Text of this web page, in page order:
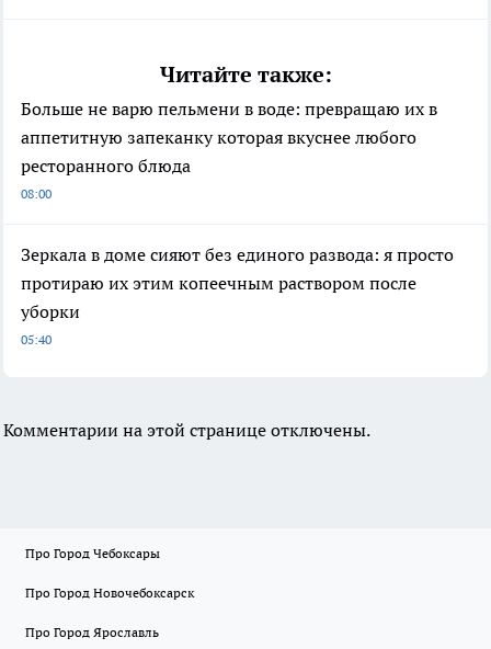
Читайте также:
Больше не варю пельмени в воде: превращаю их в
аппетитную запеканку которая вкуснее любого
ресторанного блюда
08:00
Зеркала в доме сияют без единого развода: я просто
протираю их этим копеечным раствором после
уборки
05:40
Комментарии на этой странице отключены.
Про Город Чебоксары
Про Город Новочебоксарск
Про Город Ярославль